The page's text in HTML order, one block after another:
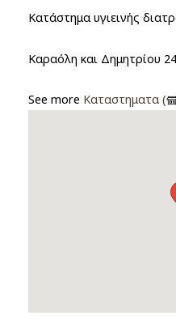
Κατάστημα υγιεινής
Καραόλη και Δημητρίου
See more Καταστηματα (